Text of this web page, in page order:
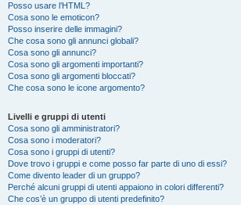
Posso usare l’HTML?
Cosa sono le emoticon?
Posso inserire delle immagini?
Che cosa sono gli annunci globali?
Cosa sono gli annunci?
Cosa sono gli argomenti importanti?
Cosa sono gli argomenti bloccati?
Che cosa sono le icone argomento?
Livelli e gruppi di utenti
Cosa sono gli amministratori?
Cosa sono i moderatori?
Cosa sono i gruppi di utenti?
Dove trovo i gruppi e come posso far parte di uno di essi?
Come divento leader di un gruppo?
Perché alcuni gruppi di utenti appaiono in colori differenti?
Che cos’è un gruppo di utenti predefinito?